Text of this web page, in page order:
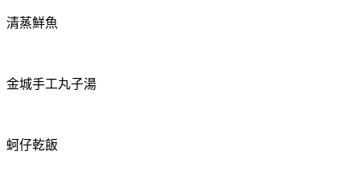
清蒸鮮魚
金城手工丸子湯
蚵仔乾飯